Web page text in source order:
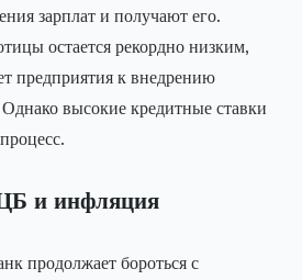
зарплат и получают его.
остается рекордно низким,
предприятия к внедрению
высокие кредитные ставки
и инфляция
продолжает бороться с